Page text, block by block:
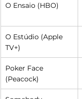
O Ensaio (HBO)
O Estúdio (Apple
TV+)
Poker Face
(Peacock)